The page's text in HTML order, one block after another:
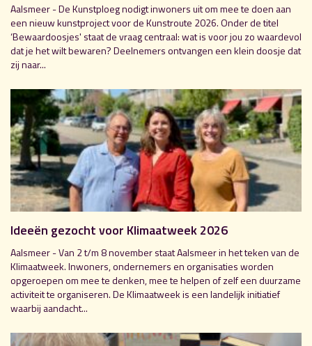
Aalsmeer - De Kunstploeg nodigt inwoners uit om mee te doen aan
een nieuw kunstproject voor de Kunstroute 2026. Onder de titel
‘Bewaardoosjes' staat de vraag centraal: wat is voor jou zo waardevol
dat je het wilt bewaren? Deelnemers ontvangen een klein doosje dat
zij naar...
Ideeën gezocht voor Klimaatweek 2026
Aalsmeer - Van 2 t/m 8 november staat Aalsmeer in het teken van de
Klimaatweek. Inwoners, ondernemers en organisaties worden
opgeroepen om mee te denken, mee te helpen of zelf een duurzame
activiteit te organiseren. De Klimaatweek is een landelijk initiatief
waarbij aandacht...